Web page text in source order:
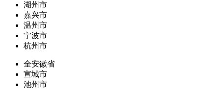
湖州市
嘉兴市
温州市
宁波市
杭州市
全安徽省
宣城市
池州市